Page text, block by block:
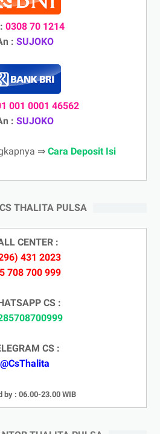
0308 70 1214
: SUJOKO
001 0001 46562
: SUJOKO
⇒ Cara Deposit Isi
THALITA PULSA
CENTER :
431 2023
708 700 999
CS :
CS :
@CsThalita
by : 06.00-23.00 WIB